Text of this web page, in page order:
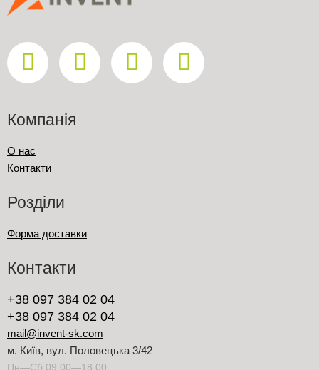
Компанія
О нас
Контакти
Розділи
Форма доставки
Контакти
+38 097 384 02 04
+38 097 384 02 04
mail@invent-sk.com
м. Київ, вул. Половецька 3/42
Пн—Сб 09:00—18:00